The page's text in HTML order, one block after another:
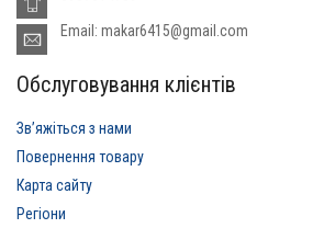
Email: makar6415@gmail.com
Обслуговування клієнтів
Звʼяжіться з нами
Повернення товару
Карта сайту
Регіони